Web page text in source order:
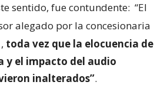
sentido, fue contundente: “El
alegado por la concesionaria
, toda vez que la elocuencia de
y el impacto del audio
inalterados”.